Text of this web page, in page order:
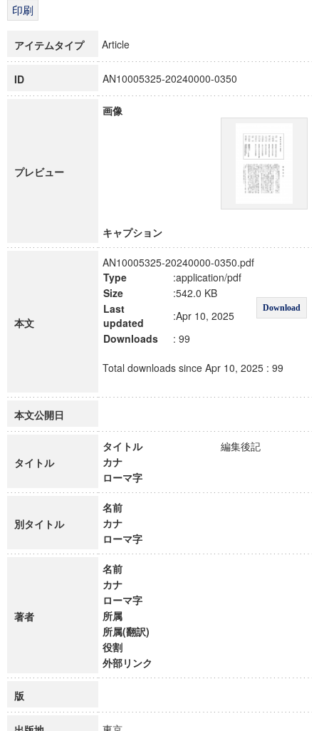
博士課程教育リーディングプログラム「超成熟社会発展のサ
アイテムタイプ Article
ID AN10005325-20240000-0350
プレビュー
画像
キャプション
本文
AN10005325-20240000-0350.pdf
Type
:application/pdf
Download
Size
:542.0 KB
Last
updated
:Apr 10, 2025
Downloads
: 99
Total downloads since Apr 10, 2025 : 99
本文公開日
タイトル
タイトル
編集後記
カナ
ローマ字
別タイトル
名前
カナ
ローマ字
著者
名前
カナ
ローマ字
所属
所属(翻訳)
役割
外部リンク
版